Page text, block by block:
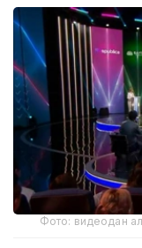
Фото: видеодан